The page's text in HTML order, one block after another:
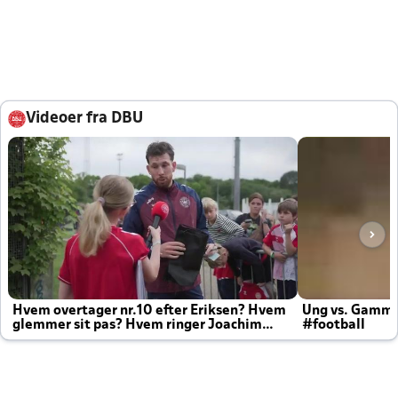
Videoer fra DBU
Hvem overtager nr.10 efter Eriksen? Hvem
glemmer sit pas? Hvem ringer Joachim
altid til efter kampe?
Ung vs.
#football